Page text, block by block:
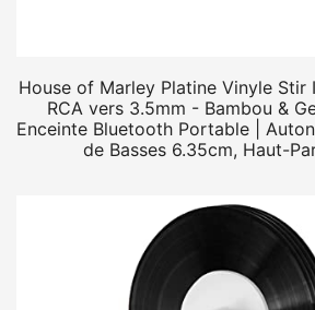
House of Marley Platine Vinyle
RCA vers 3.5mm - Bambou &
Enceinte Bluetooth Portable |
de Basses 6.35cm, Haut-